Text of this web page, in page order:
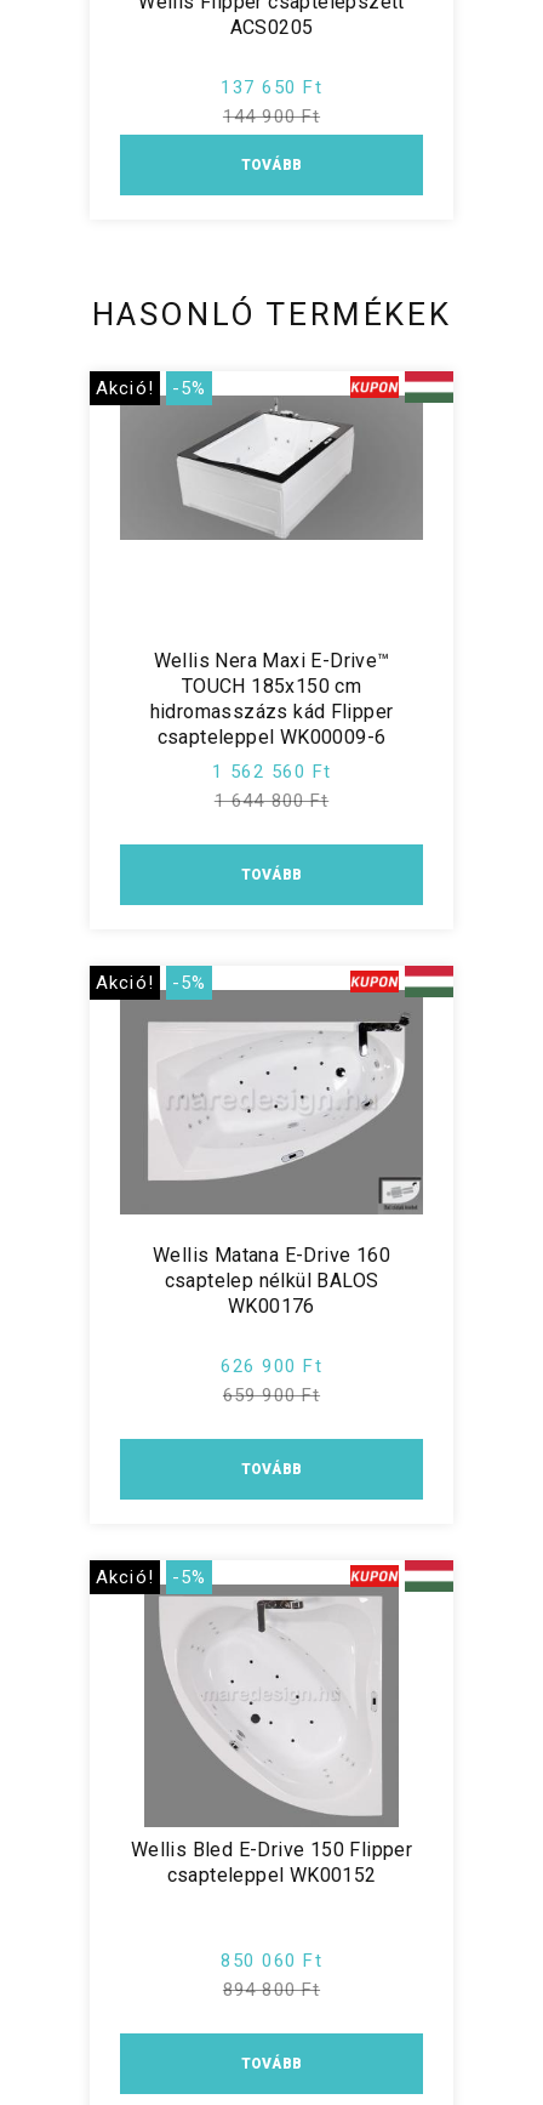
ACS0205
137 650 Ft
144 900 Ft
TOVÁBB
HASONLÓ TERMÉKEK
Akció! -5%
Wellis Nera Maxi E-Drive™
TOUCH 185x150 cm
hidromasszázs kád Flipper
csapteleppel WK00009-6
1 562 560 Ft
1 644 800 Ft
TOVÁBB
Akció! -5%
Wellis Matana E-Drive 160
csaptelep nélkül BALOS
WK00176
626 900 Ft
659 900 Ft
TOVÁBB
Akció! -5%
Wellis Bled E-Drive 150 Flipper
csapteleppel WK00152
850 060 Ft
894 800 Ft
TOVÁBB